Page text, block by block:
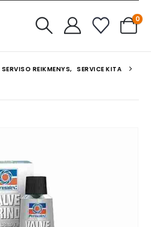
0
SERVISO REIKMENYS, SERVICE KITA